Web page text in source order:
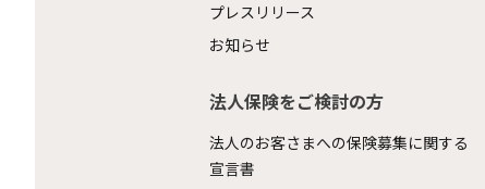
プレスリリース
お知らせ
法人保険をご検討の方
法人のお客さまへの保険募集に関する
宣言書